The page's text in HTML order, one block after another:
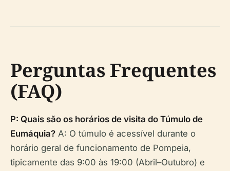
Perguntas Frequentes
(FAQ)
P: Quais são os horários de visita do Túmulo de
Eumáquia? A: O túmulo é acessível durante o
horário geral de funcionamento de Pompeia,
tipicamente das 9:00 às 19:00 (Abril–Outubro) e